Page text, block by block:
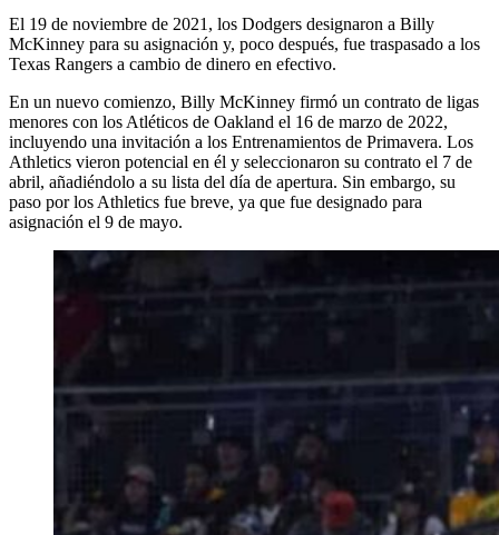
El 19 de noviembre de 2021, los Dodgers designaron a Billy
McKinney para su asignación y, poco después, fue traspasado a los
Texas Rangers a cambio de dinero en efectivo.
En un nuevo comienzo, Billy McKinney firmó un contrato de ligas
menores con los Atléticos de Oakland el 16 de marzo de 2022,
incluyendo una invitación a los Entrenamientos de Primavera. Los
Athletics vieron potencial en él y seleccionaron su contrato el 7 de
abril, añadiéndolo a su lista del día de apertura. Sin embargo, su
paso por los Athletics fue breve, ya que fue designado para
asignación el 9 de mayo.